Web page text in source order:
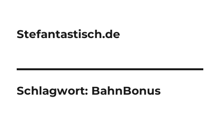
Stefantastisch.de
Schlagwort: BahnBonus